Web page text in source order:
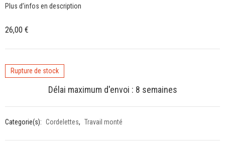
Plus d’infos en description
26,00 €
Rupture de stock
Délai maximum d'envoi : 8 semaines
Categorie(s): Cordelettes, Travail monté